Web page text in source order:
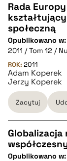
CZYSTY TEKST
pobierz cytat
BIBTEX
pobierz cytat
Rada
społeczną
Opublikowano w:
2011 / Tom 12 /
ROK: 2011
Adam Koperek
Jerzy Koperek
Zacytuj
CZYSTY
Opublikowano w: